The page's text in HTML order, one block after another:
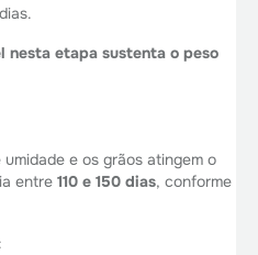
nesta etapa sustenta o peso
e os grãos atingem o
entre 110 e 150 dias, conforme